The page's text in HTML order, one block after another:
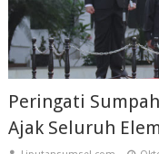
Peringati
Ajak Seluruh